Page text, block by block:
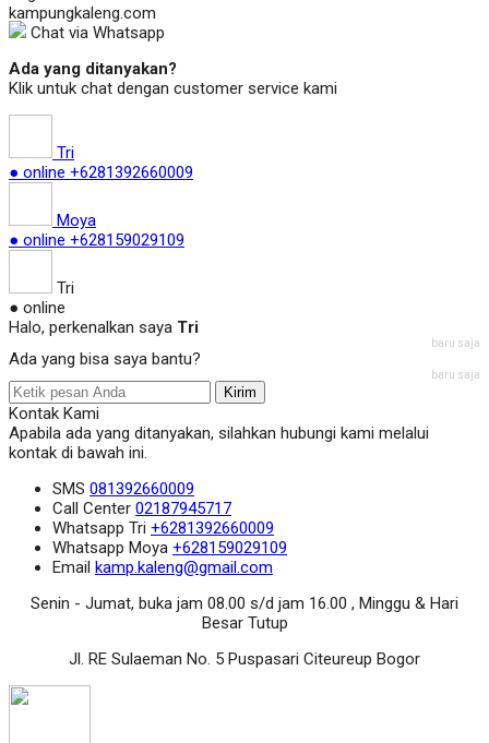
kampungkaleng.com
Chat via Whatsapp
Ada yang ditanyakan?
Klik untuk chat dengan customer service kami
Tri
● online +6281392660009
Moya
● online +628159029109
Tri
● online
Halo, perkenalkan saya Tri
baru saja
Ada yang bisa saya bantu?
baru saja
Kirim
Kontak Kami
Apabila ada yang ditanyakan, silahkan hubungi kami melalui
kontak di bawah ini.
SMS 081392660009
Call Center 02187945717
Whatsapp Tri +6281392660009
Whatsapp Moya +628159029109
Email kamp.kaleng@gmail.com
Senin - Jumat, buka jam 08.00 s/d jam 16.00 , Minggu & Hari
Besar Tutup
Jl. RE Sulaeman No. 5 Puspasari Citeureup Bogor